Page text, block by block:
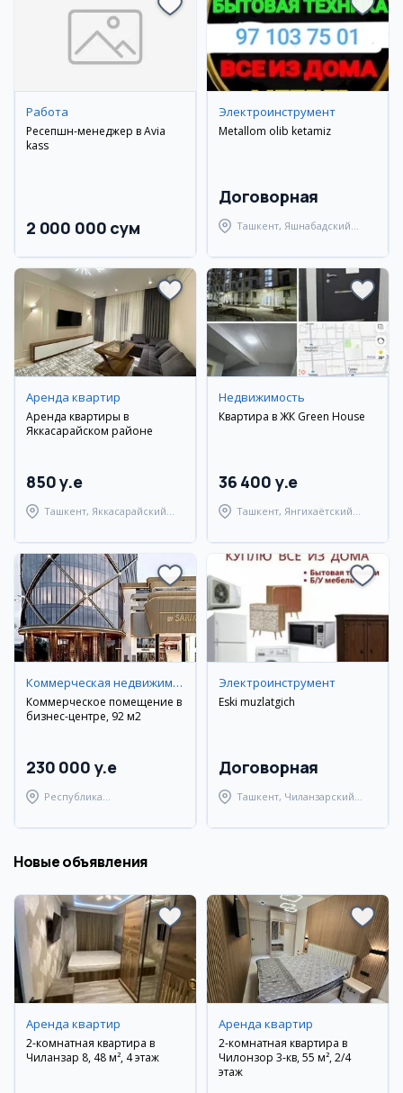
Работа
Ресепшн-менеджер в Avia
kass
2 000 000 сум
Электроинструмент
Metallom olib ketamiz
Договорная
Ташкент, Яшнабадский
Аренда квартир
Аренда квартиры в
Яккасарайском районе
850 y.e
Ташкент, Яккасарайский
Недвижимость
Квартира в ЖК Green House
36 400 y.e
Ташкент, Янгихаётский
Коммерческая недвижимость
Коммерческое помещение в
бизнес-центре, 92 м2
230 000 y.e
Республика
район
Электроинструмент
Eski muzlatgich
Договорная
Ташкент, Чиланзарский
Новые объявления
Аренда квартир
2-комнатная квартира в
Чиланзар 8, 48 м², 4 этаж
Аренда квартир
2-комнатная квартира в
Чилонзор 3-кв, 55 м², 2/4
этаж